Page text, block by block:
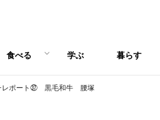
食べる
パン
スイーツ
ランチ
カフェ
学ぶ 暮らす
レポート㊲ 黒毛和牛 腰塚